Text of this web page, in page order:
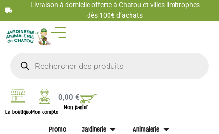
Livraison à domicile offerte à Chatou et villes limitrophes
dès 100€ d’achats
La boutiqueMon compte
0,00€
Mon panier
Promo Jardinerie
Animalerie